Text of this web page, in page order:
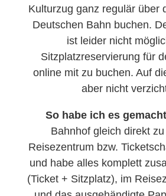
Kulturzug ganz regulär über
Deutschen Bahn buchen.
ist leider nicht
Sitzplatzreservierung für
online mit zu buchen. Auf
aber nicht
So habe ich es
Bahnhof gleich direkt
Reisezentrum bzw.
und habe alles komplett
(Ticket + Sitzplatz), im